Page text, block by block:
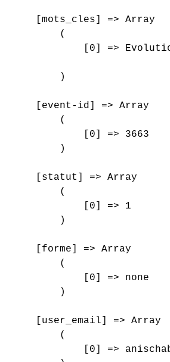
    [mots_cles] => Array
        (
[0] =>
        )
    [event-id] => Array
        (
            [0] => 3663
        )
    [statut] => Array
        (
            [0] => 1
        )
    [forme] => Array
        (
            [0] => none
        )
    [user_email] => Array
        (
[0] =>